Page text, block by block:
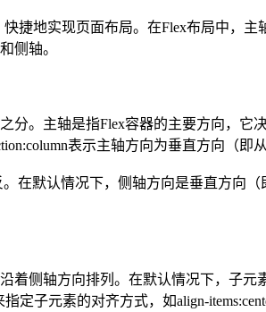
地实现页面布局。在Flex布局中，
侧轴。
。主轴是指Flex容器的主要方向，它
表示主轴方向为垂直方向（即
默认情况下，侧轴方向是垂直方向（
侧轴方向排列。在默认情况下，子元
定子元素的对齐方式，如align-